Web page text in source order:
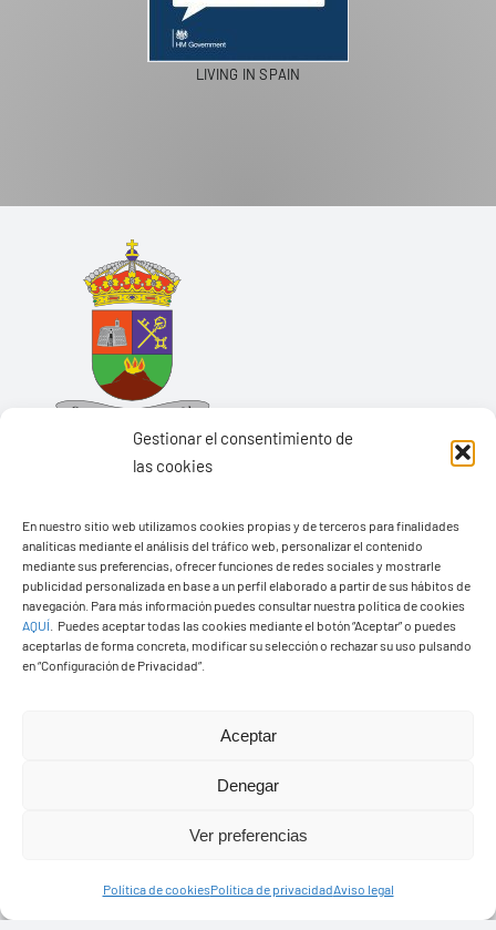
Gestionar el consentimiento de
las cookies
En nuestro sitio web utilizamos cookies propias y de terceros para finalidades
analíticas mediante el análisis del tráfico web, personalizar el contenido
mediante sus preferencias, ofrecer funciones de redes sociales y mostrarle
publicidad personalizada en base a un perfil elaborado a partir de sus hábitos de
navegación. Para más información puedes consultar nuestra política de cookies
AQUÍ
Puedes aceptar todas las cookies mediante el botón “Aceptar” o puedes
aceptarlas de forma concreta, modificar su selección o rechazar su uso pulsando
en “Configuración de Privacidad”.
Aceptar
Denegar
Ver preferencias
Política de cookiesPolítica de privacidadAviso legal
LIVING IN SPAIN
Ayuntamiento de Yaiza
Pza. de Los Remedios, 1
35570 – Yaiza
Tel:928 83 62 20
© Copyright2026 Ayuntamiento de Yaiza - Todos los